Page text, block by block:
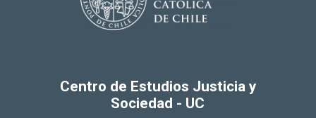
Centro de Estudios Justicia y
Sociedad - UC